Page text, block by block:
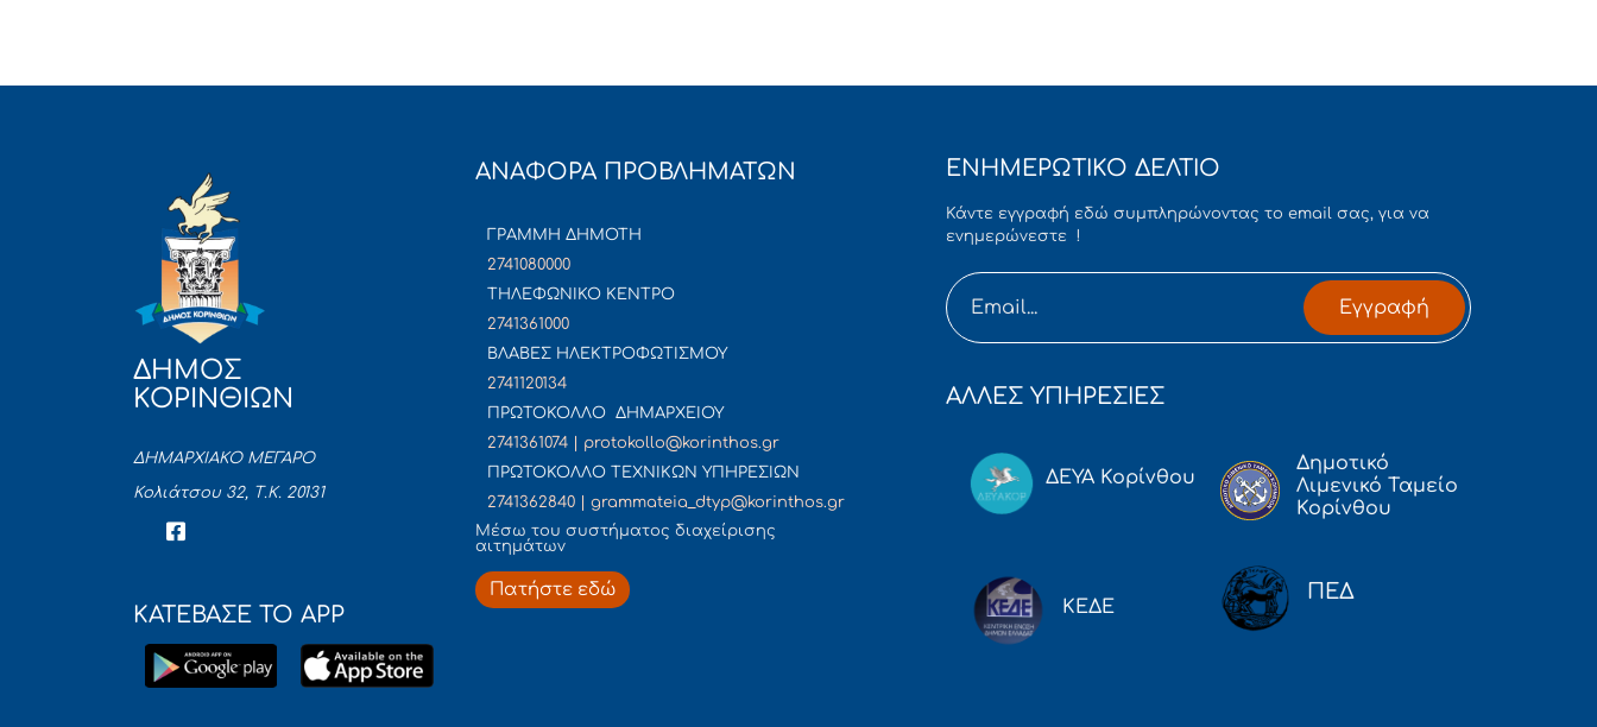
ΔΗΜΟΣ
ΚΟΡΙΝΘΙΩΝ
ΔΗΜΑΡΧΙΑΚΟ ΜΕΓΑΡΟ
Κολιάτσου 32, Τ.Κ. 20131
ΚΑΤΕΒΑΣΕ ΤΟ APP
ΑΝΑΦΟΡΑ ΠΡΟΒΛΗΜΑΤΩΝ
ΓΡΑΜΜΗ ΔΗΜΟΤΗ
2741080000
ΤΗΛΕΦΩΝΙΚΟ ΚΕΝΤΡΟ
2741361000
ΒΛΑΒΕΣ ΗΛΕΚΤΡΟΦΩΤΙΣΜΟΥ
2741120134
ΠΡΩΤΟΚΟΛΛΟ ΔΗΜΑΡΧΕΙΟΥ
2741361074 | protokollo@korinthos.gr
ΠΡΩΤΟΚΟΛΛΟ ΤΕΧΝΙΚΩΝ ΥΠΗΡΕΣΙΩΝ
2741362840 | grammateia_dtyp@korinthos.gr
Mέσω του συστήματος διαχείρισης
αιτημάτων
Πατήστε εδώ
ΕΝΗΜΕΡΩΤΙΚΟ ΔΕΛΤΙΟ
Κάντε εγγραφή εδώ συμπληρώνοντας το email σας, για να
ενημερώνεστε !
Εγγραφή
ΑΛΛΕΣ ΥΠΗΡΕΣΙΕΣ
ΔΕΥΑ Κορίνθου
Δημοτικό
Λιμενικό Ταμείο
Κορίνθου
ΚΕΔΕ
ΠΕΔ